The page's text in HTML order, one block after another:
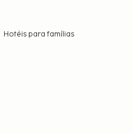
Hotéis para famílias